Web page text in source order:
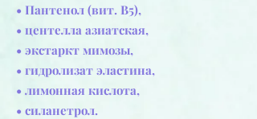
• Пантенол (вит. В5),
• центелла азиатская,
• экстаркт мимозы,
• гидролизат эластина,
• лимонная кислота,
• силанетрол.